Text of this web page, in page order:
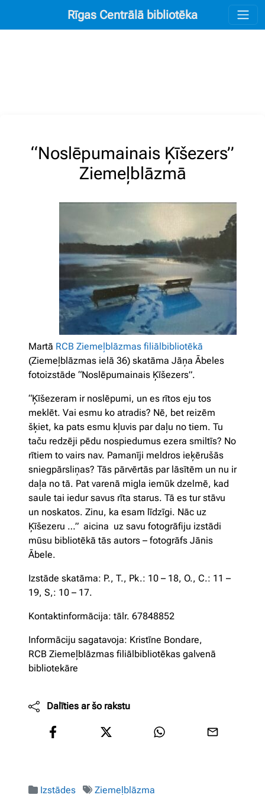
Rīgas Centrālā bibliotēka
“Noslēpumainais Ķīšezers”
Ziemeļblāzmā
Martā RCB Ziemeļblāzmas filiālbibliotēkā
(Ziemeļblāzmas ielā 36) skatāma Jāņa Ābeles
fotoizstāde “Noslēpumainais Ķīšezers”.
“Ķīšezeram ir noslēpumi, un es rītos eju tos
meklēt. Vai esmu ko atradis? Nē, bet reizēm
šķiet, ka pats esmu kļuvis par daļu no tiem. Tu
taču redzēji pēdu nospiedumus ezera smiltīs? No
rītiem to vairs nav. Pamanīji meldros ieķērušās
sniegpārsliņas? Tās pārvērtās par lāsītēm un nu ir
daļa no tā. Pat varenā migla iemūk dzelmē, kad
saule tai iedur savus rīta starus. Tā es tur stāvu
un noskatos. Zinu, ka esam līdzīgi. Nāc uz
Ķīšezeru …” aicina uz savu fotogrāfiju izstādi
mūsu bibliotēkā tās autors – fotogrāfs Jānis
Ābele.
Izstāde skatāma: P., T., Pk.: 10 – 18, O., C.: 11 –
19, S,: 10 – 17.
Kontaktinformācija: tālr. 67848852
Informāciju sagatavoja: Kristīne Bondare,
RCB Ziemeļblāzmas filiālbibliotēkas galvenā
bibliotekāre
Dalīties ar šo rakstu
Izstādes Ziemeļblāzma